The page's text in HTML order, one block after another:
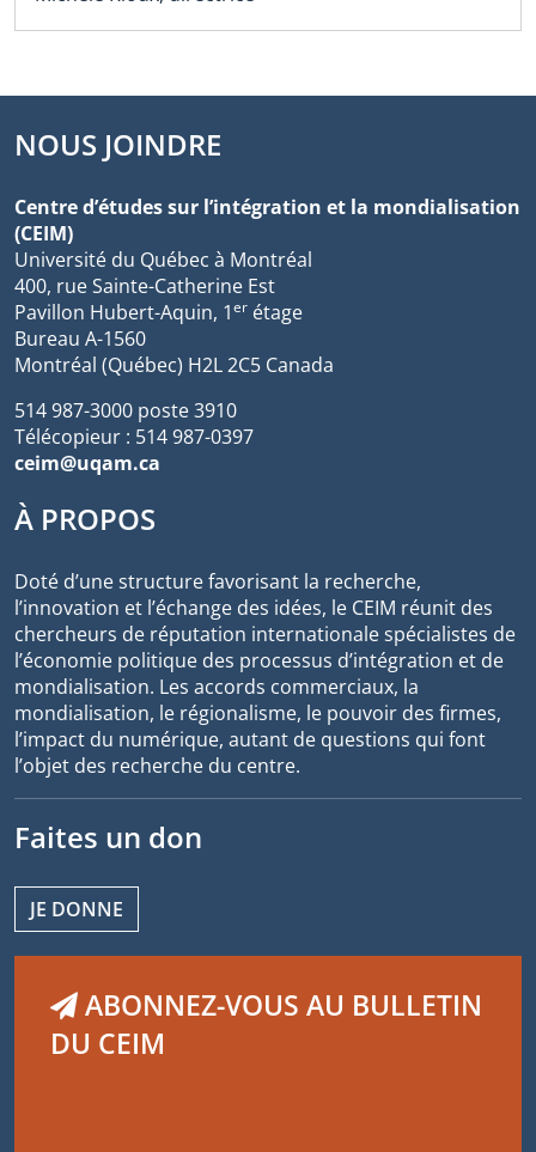
NOUS JOINDRE
Centre d’études sur l’intégration et la mondialisation
(CEIM)
Université du Québec à Montréal
400, rue Sainte-Catherine Est
Pavillon Hubert-Aquin, 1er étage
Bureau A-1560
Montréal (Québec) H2L 2C5 Canada
514 987-3000 poste 3910
Télécopieur : 514 987-0397
ceim@uqam.ca
À PROPOS
Doté d’une structure favorisant la recherche,
l’innovation et l’échange des idées, le CEIM réunit des
chercheurs de réputation internationale spécialistes de
l’économie politique des processus d’intégration et de
mondialisation. Les accords commerciaux, la
mondialisation, le régionalisme, le pouvoir des firmes,
l’impact du numérique, autant de questions qui font
l’objet des recherche du centre.
Faites un don
JE DONNE
ABONNEZ-VOUS AU BULLETIN
DU CEIM